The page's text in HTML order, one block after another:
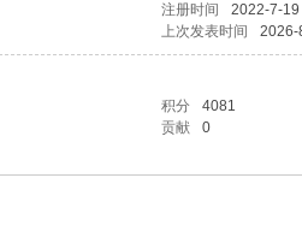
注册时间
2022-7-
上次发表时间 2026-
积分
4081
贡献 0